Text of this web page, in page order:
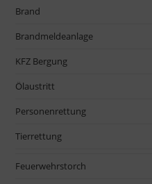
Brand
Brandmeldeanlage
KFZ Bergung
Ölaustritt
Personenrettung
Tierrettung
Feuerwehrstorch